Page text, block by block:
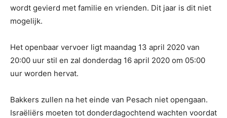
wordt gevierd met familie en vrienden. Dit jaar is dit niet
mogelijk.
Het openbaar vervoer ligt maandag 13 april 2020 van
20:00 uur stil en zal donderdag 16 april 2020 om 05:00
uur worden hervat.
Bakkers zullen na het einde van Pesach niet opengaan.
Israëliërs moeten tot donderdagochtend wachten voordat